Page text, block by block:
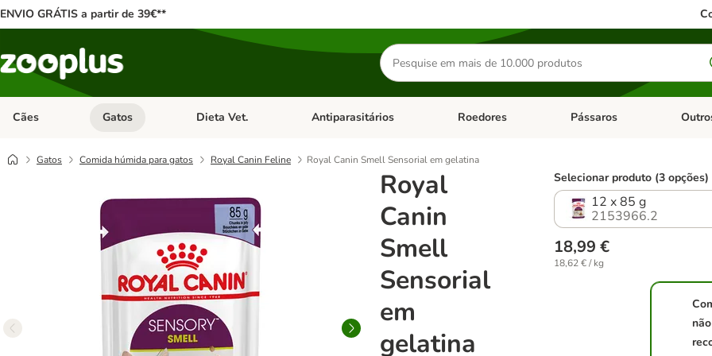
ENVIO GRÁTIS a partir de 39€**
Pesquisar
produtos
Cães Abrir menu de categoria: Cães
Gatos Abrir menu de categoria: Gatos
Dieta Vet. Abrir menu de categoria: Dieta Vet.
Antiparasitários Abrir menu de categoria: Antiparasitários
Roedores Abrir menu de categoria:
Pássaros Abrir
Gatos Comida húmida para gatos Royal Canin Feline Royal Canin Smell Sensorial em gelatina
Royal
Canin
Smell
Sensorial
em
gelatina
Selecionar produto (3 opções)
12 x 85 g
2153966.2
18,99 €
18,62 € / kg
não